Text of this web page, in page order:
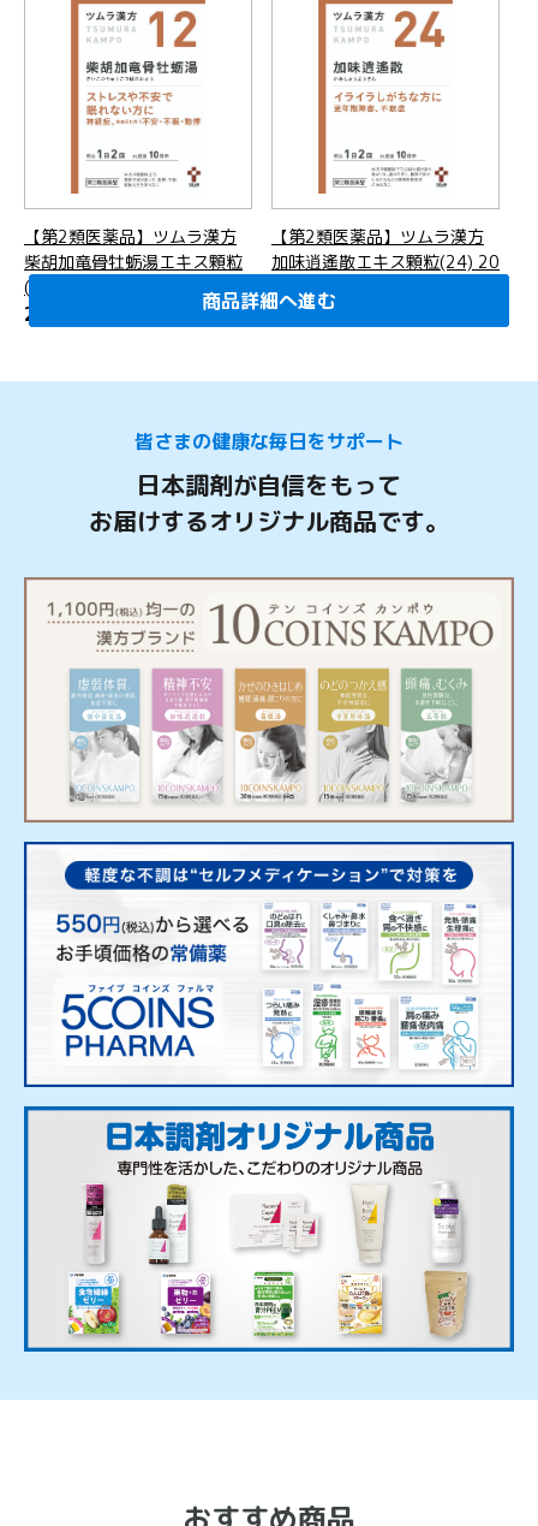
商品詳細へ進む
商品詳細へ進む
商品詳細へ進む
商品詳細へ進む
商品詳細へ進む
商品詳細へ進む
【第2類医薬品】ツムラ漢方
柴胡加竜骨牡蛎湯エキス顆粒
(12) 20包
2,380 商品詳細へ進む
【第2類医薬品】ツムラ漢方
加味逍遙散エキス顆粒(24) 20
包
1,779円
商品詳細へ進む
皆さまの健康な毎日をサポート
日本調剤が自信をもって
お届けするオリジナル商品です。